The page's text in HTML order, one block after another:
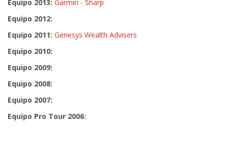
Equipo 2013: Garmin - Sharp
Equipo 2012:
Equipo 2011: Genesys Wealth Advisers
Equipo 2010:
Equipo 2009:
Equipo 2008:
Equipo 2007:
Equipo Pro Tour 2006: